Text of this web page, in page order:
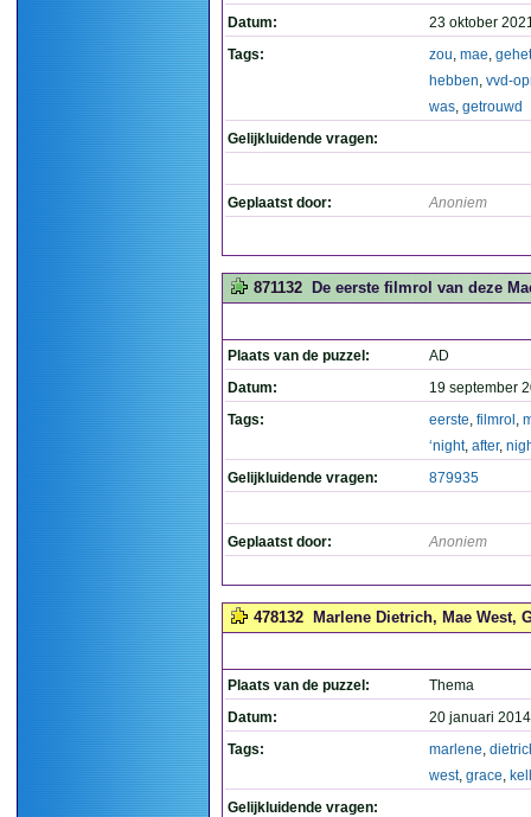
Datum:
23 oktober
Tags:
zou, mae,
hebben, vvd-
was, getrouwd
Gelijkluidende vragen:
Geplaatst door: Anoniem
871132 De eerste filmrol van deze
Plaats van de puzzel:
AD
Datum:
19 september
Tags:
eerste, filmrol ,
‘night, after,
Gelijkluidende vragen:
879935
Geplaatst door: Anoniem
478132 Marlene Dietrich, Mae West,
Plaats van de puzzel:
Thema
Datum:
20 januari
Tags:
marlene,
west, grace,
Gelijkluidende vragen: